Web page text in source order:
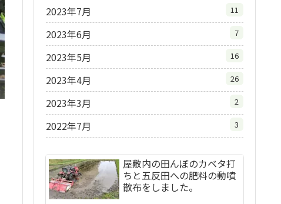
2023年7月 11
2023年6月 7
2023年5月 16
2023年4月 26
2023年3月 2
2022年7月 3
屋敷内の田んぼのカベタ打
ちと五反田への肥料の動噴
散布をしました。